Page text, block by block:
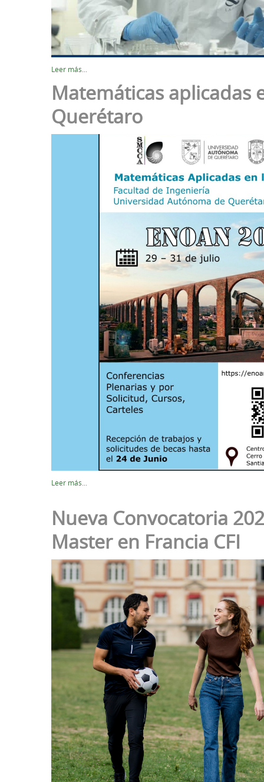
Leer más...
Matemáticas aplicadas
Querétaro
Leer más...
Nueva Convocatoria
Master en Francia CFI